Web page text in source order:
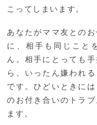
こってしまいます。
あなたがママ友との
に、相手も同じこと
ん。相手にとっても
ら、いったん嫌われ
です。ひどいときに
のお付き合いのトラ
ます。